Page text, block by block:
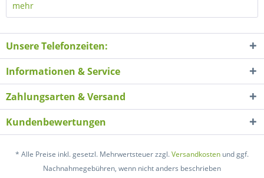
mehr
Unsere Telefonzeiten:
Informationen & Service
Zahlungsarten & Versand
Kundenbewertungen
* Alle Preise inkl. gesetzl. Mehrwertsteuer zzgl.Versandkosten und ggf.
Nachnahmegebühren, wenn nicht anders beschrieben